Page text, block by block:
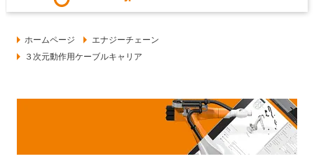
ホームページ
エナジーチェーン
３次元動作用ケーブルキャリア